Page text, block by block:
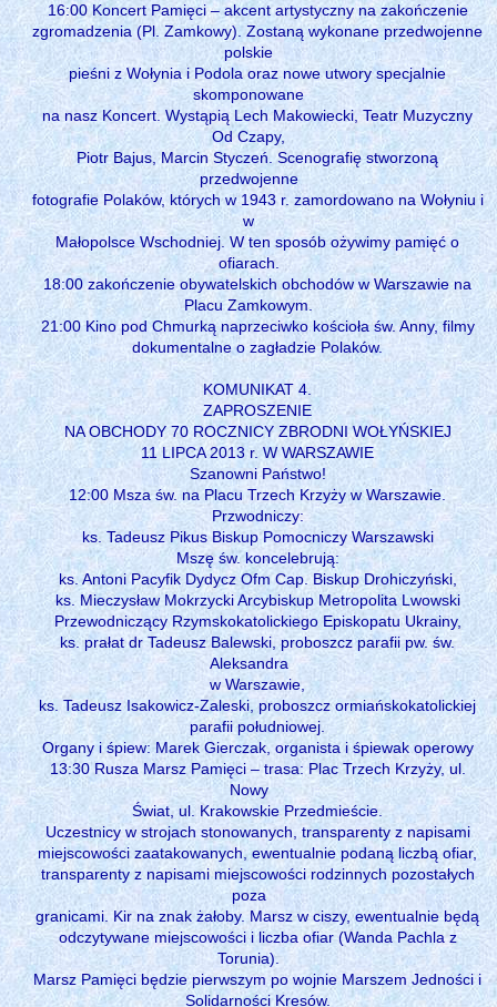
16:00 Koncert Pamięci – akcent artystyczny na zakończenie
zgromadzenia (Pl. Zamkowy). Zostaną wykonane przedwojenne
polskie
pieśni z Wołynia i Podola oraz nowe utwory specjalnie
skomponowane
na nasz Koncert. Wystąpią Lech Makowiecki, Teatr Muzyczny
Od Czapy,
Piotr Bajus, Marcin Styczeń. Scenografię stworzoną
przedwojenne
fotografie Polaków, których w 1943 r. zamordowano na Wołyniu i
w
Małopolsce Wschodniej. W ten sposób ożywimy pamięć o
ofiarach.
18:00 zakończenie obywatelskich obchodów w Warszawie na
Placu Zamkowym.
21:00 Kino pod Chmurką naprzeciwko kościoła św. Anny, filmy
dokumentalne o zagładzie Polaków.
KOMUNIKAT 4.
ZAPROSZENIE
NA OBCHODY 70 ROCZNICY ZBRODNI WOŁYŃSKIEJ
11 LIPCA 2013 r. W WARSZAWIE
Szanowni Państwo!
12:00 Msza św. na Placu Trzech Krzyży w Warszawie.
Przwodniczy:
ks. Tadeusz Pikus Biskup Pomocniczy Warszawski
Mszę św. koncelebrują:
ks. Antoni Pacyfik Dydycz Ofm Cap. Biskup Drohiczyński,
ks. Mieczysław Mokrzycki Arcybiskup Metropolita Lwowski
Przewodniczący Rzymskokatolickiego Episkopatu Ukrainy,
ks. prałat dr Tadeusz Balewski, proboszcz parafii pw. św.
Aleksandra
w Warszawie,
ks. Tadeusz Isakowicz-Zaleski, proboszcz ormiańskokatolickiej
parafii południowej.
Organy i śpiew: Marek Gierczak, organista i śpiewak operowy
13:30 Rusza Marsz Pamięci – trasa: Plac Trzech Krzyży, ul.
Nowy
Świat, ul. Krakowskie Przedmieście.
Uczestnicy w strojach stonowanych, transparenty z napisami
miejscowości zaatakowanych, ewentualnie podaną liczbą ofiar,
transparenty z napisami miejscowości rodzinnych pozostałych
poza
granicami. Kir na znak żałoby. Marsz w ciszy, ewentualnie będą
odczytywane miejscowości i liczba ofiar (Wanda Pachla z
Torunia).
Marsz Pamięci będzie pierwszym po wojnie Marszem Jedności i
Solidarności Kresów.